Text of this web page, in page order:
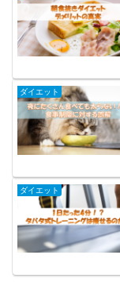
ダイエット
ダイエット